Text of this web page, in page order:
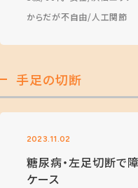
からだが不自由 人工関節
手足の切断
2023.11.02
糖尿病・左足切断で
ケース